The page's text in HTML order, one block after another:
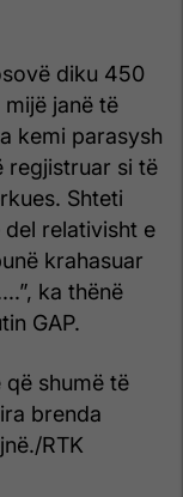
diku 450
janë të
kemi parasysh
regjistruar si të
Shteti
relativisht e
krahasuar
ka thënë
GAP.
shumë të
brenda
RTK